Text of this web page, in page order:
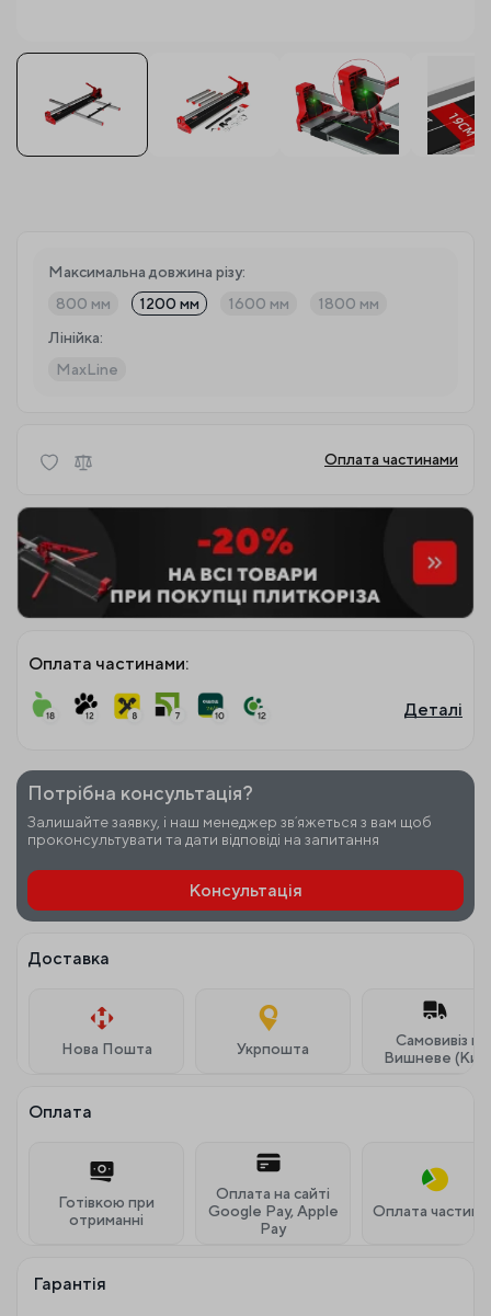
Максимальна довжина різу:
800 мм
1200 мм 1600 мм
1800 мм
Лінійка:
MaxLine
Оплата частинами
Оплата частинами:
Деталі
Потрібна консультація?
Залишайте заявку, і наш менеджер звʼяжеться з вам щоб
проконсультувати та дати відповіді на запитання
Консультація
Доставка
Нова Пошта Укрпошта
Самовивіз м.
Вишневе
Оплата
Готівкою при
отриманні
Оплата на сайті
Google Pay, Apple
Pay
Оплата
Гарантія